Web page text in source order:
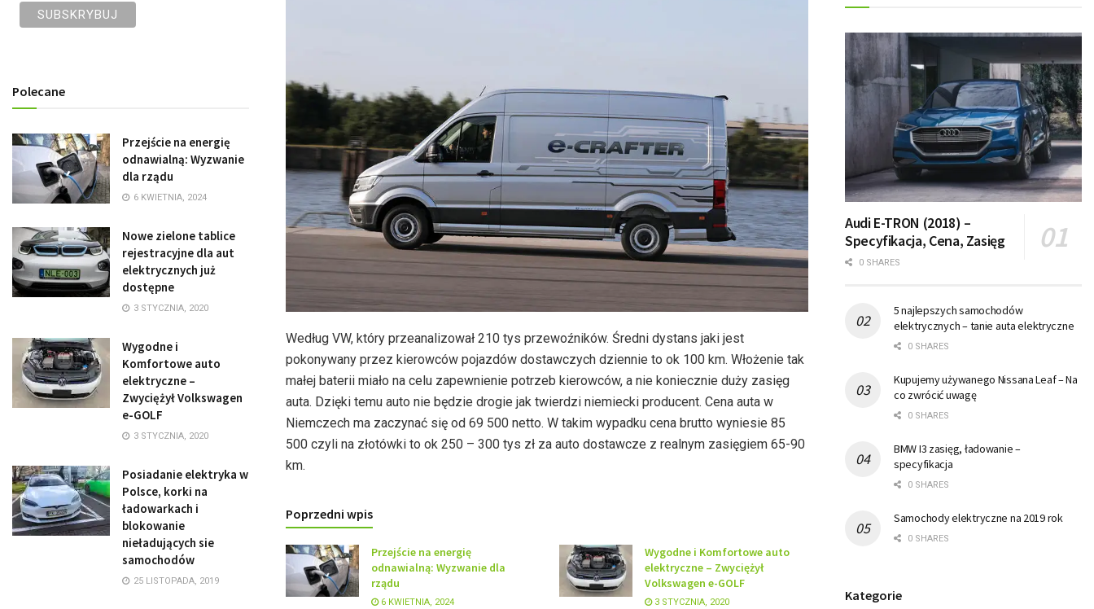
Według VW, który przeanalizował 210 tys przewoźników. Średni dystans jaki jest
pokonywany przez kierowców pojazdów dostawczych dziennie to ok 100 km. Włożenie tak
małej baterii miało na celu zapewnienie potrzeb kierowców, a nie koniecznie duży zasięg
auta. Dzięki temu auto nie będzie drogie jak twierdzi niemiecki producent. Cena auta w
Niemczech ma zaczynać się od 69 500 netto. W takim wypadku cena brutto wyniesie 85
500 czyli na złotówki to ok 250 – 300 tys zł za auto dostawcze z realnym zasięgiem 65-90
km.
Poprzedni wpis
Przejście na energię
odnawialną: Wyzwanie dla
rządu
6 KWIETNIA, 2024
Wygodne i Komfortowe auto
elektryczne – Zwyciężył
Volkswagen e-GOLF
3 STYCZNIA, 2020
Polecane
Przejście na energię
odnawialną: Wyzwanie
dla rządu
6 KWIETNIA, 2024
Nowe zielone tablice
rejestracyjne dla aut
elektrycznych już
dostępne
3 STYCZNIA, 2020
Wygodne i
Komfortowe auto
elektryczne –
Zwyciężył Volkswagen
e-GOLF
3 STYCZNIA, 2020
Posiadanie elektryka w
Polsce, korki na
ładowarkach i
blokowanie
nieładujących sie
samochodów
25 LISTOPADA, 2019
Audi E-TRON (2018) –
Specyfikacja, Cena, Zasięg
0 SHARES
5 najlepszych samochodów
elektrycznych – tanie auta elektryczne
0 SHARES
Kupujemy używanego Nissana Leaf – Na
co zwrócić uwagę
0 SHARES
BMW I3 zasięg, ładowanie –
specyfikacja
0 SHARES
Samochody elektryczne na 2019 rok
0 SHARES
Kategorie